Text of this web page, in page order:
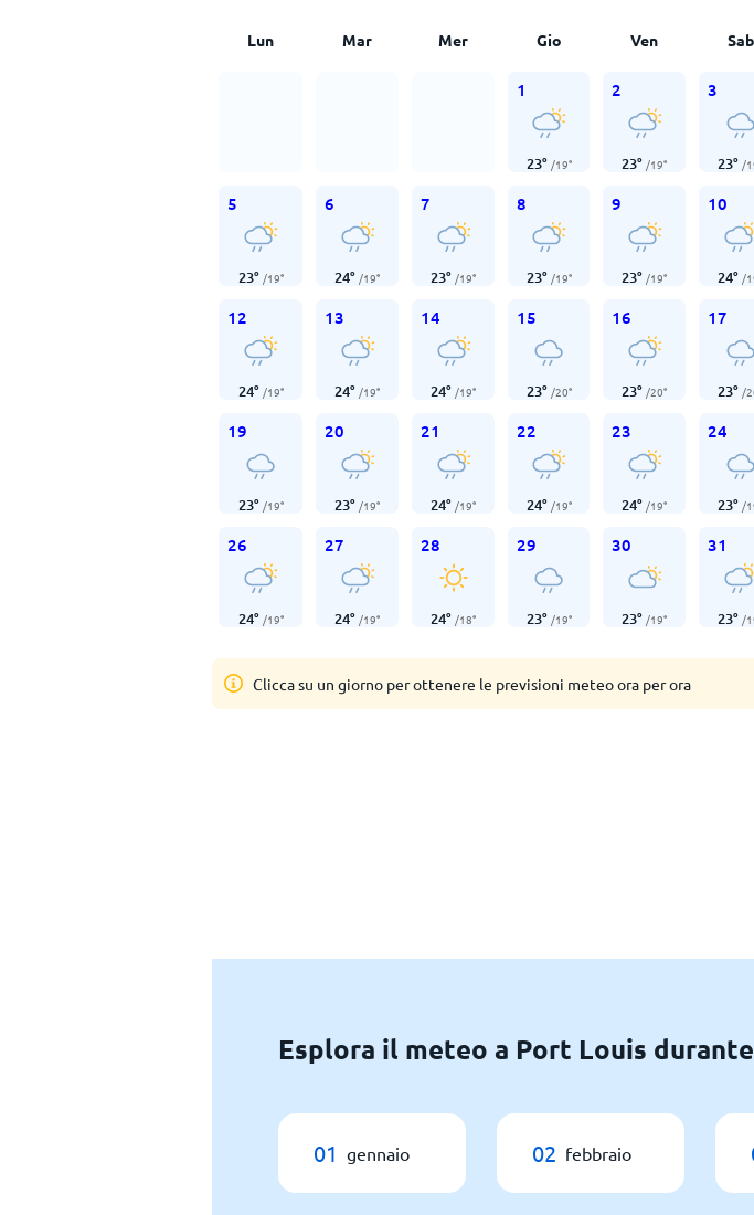
Lun Mar Mer Gio Ven Sab
1
23° /19°
2
23° /19°
3
23° /
5
23° /19°
6
24° /19°
7
23° /19°
8
23° /19°
9
23° /19°
10
24° /
12
24° /19°
13
24° /19°
14
24° /19°
15
23° /20°
16
23° /20°
17
23° /
19
23° /19°
20
23° /19°
21
24° /19°
22
24° /19°
23
24° /19°
24
23° /
26
24° /19°
27
24° /19°
28
24° /18°
29
23° /19°
30
23° /19°
31
23° /
Clicca su un giorno per ottenere le previsioni meteo ora per ora
Esplora il meteo a Port Louis
01 gennaio 02 febbraio